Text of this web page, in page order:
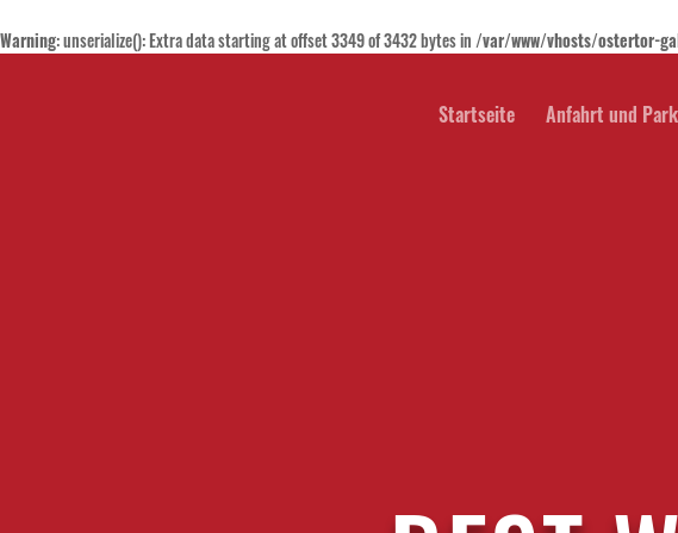
Startseite Anfahrt und
Warning: unserialize(): Extra data starting at offset 3349 of 3432 bytes in /var/www/vhosts/ostertor-